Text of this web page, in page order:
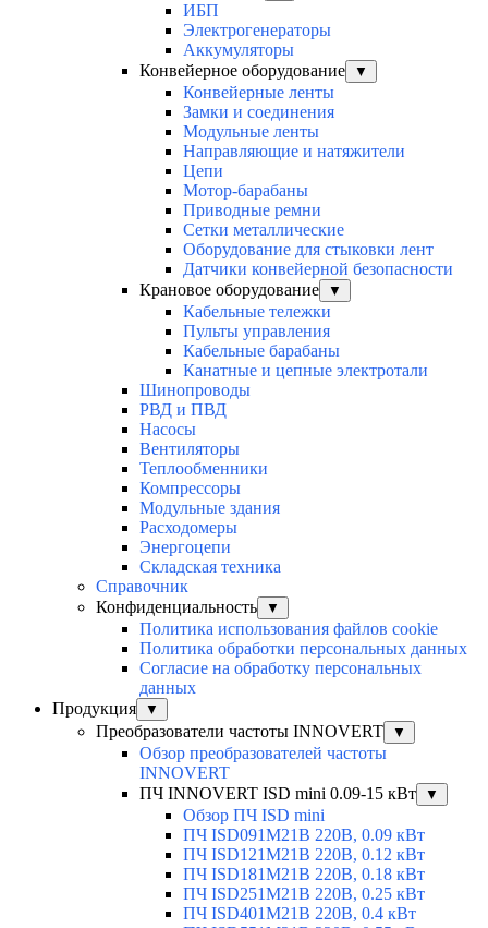
ИБП
Электрогенераторы
Аккумуляторы
Конвейерное оборудование
▼
Конвейерные ленты
Замки и соединения
Модульные ленты
Направляющие и натяжители
Цепи
Мотор-барабаны
Приводные ремни
Сетки металлические
Оборудование для стыковки лент
Датчики конвейерной безопасности
Крановое оборудование
▼
Кабельные тележки
Пульты управления
Кабельные барабаны
Канатные и цепные электротали
Шинопроводы
РВД и ПВД
Насосы
Вентиляторы
Теплообменники
Компрессоры
Модульные здания
Расходомеры
Энергоцепи
Складская техника
Справочник
Конфиденциальность
▼
Политика использования файлов cookie
Политика обработки персональных данных
Согласие на обработку персональных
данных
Продукция
▼
Преобразователи частоты INNOVERT ▼
Обзор преобразователей частоты
INNOVERT
ПЧ INNOVERT ISD mini 0.09-15 кВт
▼
Обзор ПЧ ISD mini
ПЧ ISD091M21B 220В, 0.09 кВт
ПЧ ISD121M21B 220В, 0.12 кВт
ПЧ ISD181M21B 220В, 0.18 кВт
ПЧ ISD251M21B 220В, 0.25 кВт
ПЧ ISD401M21B 220В, 0.4 кВт